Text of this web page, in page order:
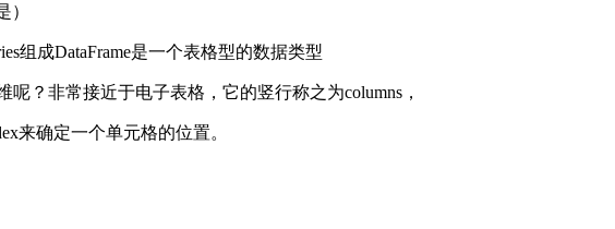
）
组成DataFrame是一个表格型的数据类型
呢？非常接近于电子表格，它的竖行称之为columns，
来确定一个单元格的位置。